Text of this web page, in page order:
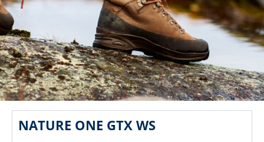
NATURE ONE GTX WS